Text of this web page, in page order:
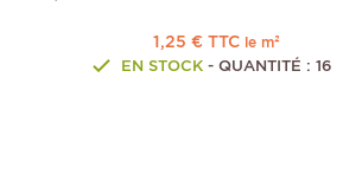
1,25 € TTC le m²
EN STOCK - QUANTITÉ : 16